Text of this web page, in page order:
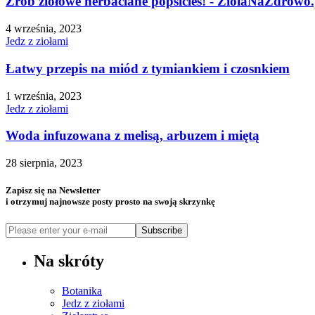
4 września, 2023
Jedz z ziołami
Łatwy przepis na miód z tymiankiem i czosnkiem
1 września, 2023
Jedz z ziołami
Woda infuzowana z melisą, arbuzem i miętą
28 sierpnia, 2023
Zapisz się na Newsletter
i otrzymuj najnowsze posty prosto na swoją skrzynkę
Subscribe
Na skróty
Botanika
Jedz z ziołami